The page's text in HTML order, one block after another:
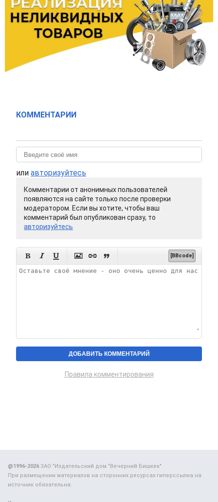
КОММЕНТАРИИ
или авторизуйтесь
Комментарии от анонимных пользователей
появляются на сайте только после проверки
модератором. Если вы хотите, чтобы ваш
комментарий был опубликован сразу, то
авторизуйтесь
      [BBcode]
Правила комментирования
@1996-2026ЗАО "Издательский дом "Вечерний Бишкек"
При размещении материалов на сторонних ресурсах гиперссылка на
источник обязательна.